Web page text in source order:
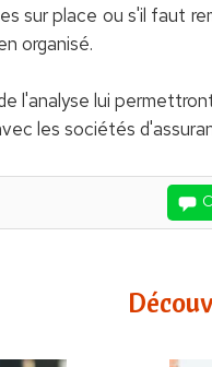
sur place ou s'il faut
organisé.
l'analyse lui
les sociétés